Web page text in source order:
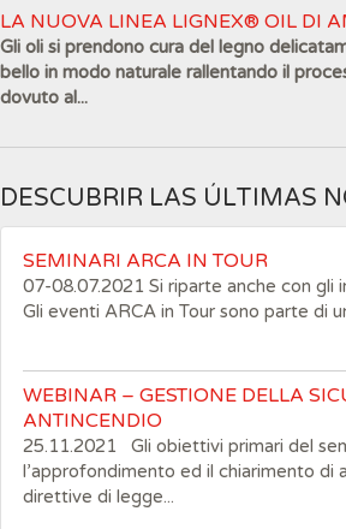
LA NUOVA LINEA LIGNEX® OIL DI
Gli oli si prendono cura del legno
bello in modo naturale rallentando il
dovuto al...
DESCUBRIR LAS ÚLTIMAS
SEMINARI ARCA IN TOUR
07-08.07.2021 Si riparte anche con gli
Gli eventi ARCA in Tour sono parte di
WEBINAR – GESTIONE DELLA
ANTINCENDIO
25.11.2021 Gli obiettivi primari del
l’approfondimento ed il chiarimento di
direttive di legge...